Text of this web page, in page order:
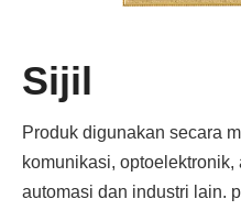
Sijil
Produk digunakan secara
komunikasi,
automasi dan industri lain.